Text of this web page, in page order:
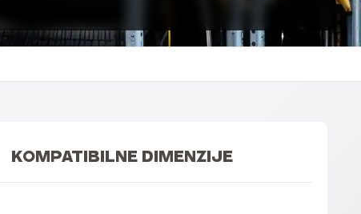
KOMPATIBILNE DIMENZIJE